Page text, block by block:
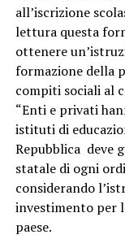
all’iscrizione
lettura questa
ottenere
formazione della
compiti sociali al
“Enti e privati
istituti di
Repubblica deve
statale di ogni
considerando
investimento per
paese.